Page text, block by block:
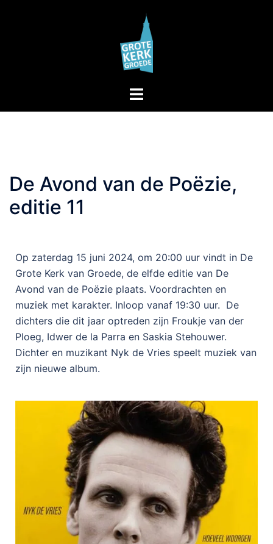
De Avond van de Poëzie,
editie 11
Op zaterdag 15 juni 2024, om 20:00 uur vindt in De
Grote Kerk van Groede, de elfde editie van De
Avond van de Poëzie plaats. Voordrachten en
muziek met karakter. Inloop vanaf 19:30 uur. De
dichters die dit jaar optreden zijn Froukje van der
Ploeg, Idwer de la Parra en Saskia Stehouwer.
Dichter en muzikant Nyk de Vries speelt muziek van
zijn nieuwe album.